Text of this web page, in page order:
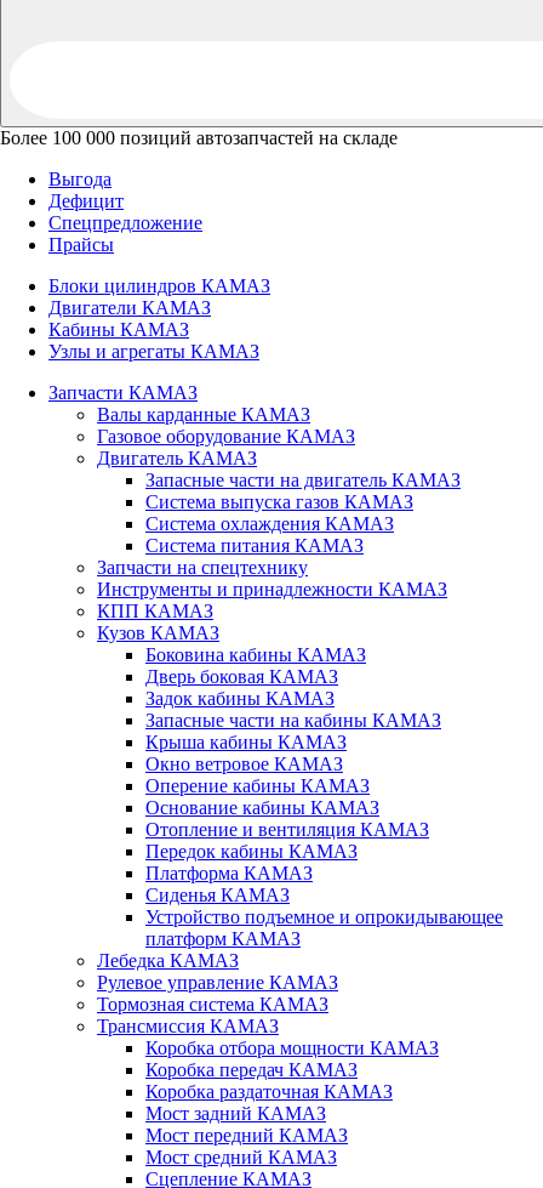
Более 100 000 позиций автозапчастей на складе
Выгода
Дефицит
Спецпредложение
Прайсы
Блоки цилиндров КАМАЗ
Двигатели КАМАЗ
Кабины КАМАЗ
Узлы и агрегаты КАМАЗ
Запчасти КАМАЗ
Валы карданные КАМАЗ
Газовое оборудование КАМАЗ
Двигатель КАМАЗ
Запасные части на двигатель КАМАЗ
Система выпуска газов КАМАЗ
Система охлаждения КАМАЗ
Система питания КАМАЗ
Запчасти на спецтехнику
Инструменты и принадлежности КАМАЗ
КПП КАМАЗ
Кузов КАМАЗ
Боковина кабины КАМАЗ
Дверь боковая КАМАЗ
Задок кабины КАМАЗ
Запасные части на кабины КАМАЗ
Крыша кабины КАМАЗ
Окно ветровое КАМАЗ
Оперение кабины КАМАЗ
Основание кабины КАМАЗ
Отопление и вентиляция КАМАЗ
Передок кабины КАМАЗ
Платформа КАМАЗ
Сиденья КАМАЗ
Устройство подъемное и опрокидывающее
платформ КАМАЗ
Лебедка КАМАЗ
Рулевое управление КАМАЗ
Тормозная система КАМАЗ
Трансмиссия КАМАЗ
Коробка отбора мощности КАМАЗ
Коробка передач КАМАЗ
Коробка раздаточная КАМАЗ
Мост задний КАМАЗ
Мост передний КАМАЗ
Мост средний КАМАЗ
Сцепление КАМАЗ